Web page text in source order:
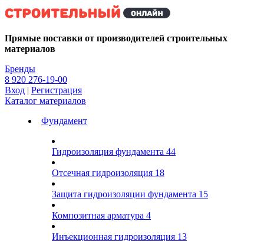
Kg
Прямые поставки от производителей строительных
материалов
Бренды
8 920 276-19-00
Вход | Регистрация
Каталог материалов
Фундамент
Гидроизоляция фундамента 44
Отсечная гидроизоляция 18
Защита гидроизоляции фундамента 15
Композитная арматура 4
Инъекционная гидроизоляция 13